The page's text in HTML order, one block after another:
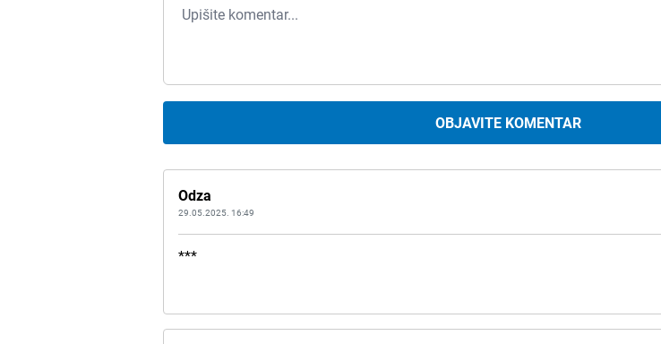
OBJAVITE KOMENTAR
Odza
29.05.2025. 16:49
***